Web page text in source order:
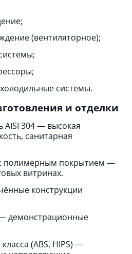
(вентиляторное);
системы.
и отделки
304 — высокая
санитарная
полимерным покрытием —
витринах.
конструкции
демонстрационные
(ABS, HIPS) —